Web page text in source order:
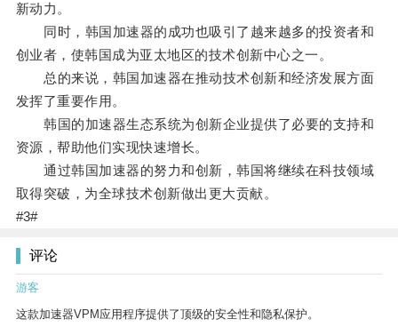
新动力。
同时，韩国加速器的成功也吸引了越来越多的投资者和
创业者，使韩国成为亚太地区的技术创新中心之一。
总的来说，韩国加速器在推动技术创新和经济发展方面
发挥了重要作用。
韩国的加速器生态系统为创新企业提供了必要的支持和
资源，帮助他们实现快速增长。
通过韩国加速器的努力和创新，韩国将继续在科技领域
取得突破，为全球技术创新做出更大贡献。
#3#
评论
游客
这款加速器VPM应用程序提供了顶级的安全性和隐私保护。